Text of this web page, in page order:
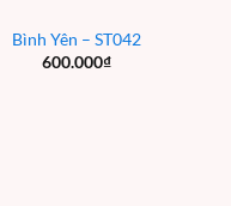
Bình Yên – ST042
600.000₫